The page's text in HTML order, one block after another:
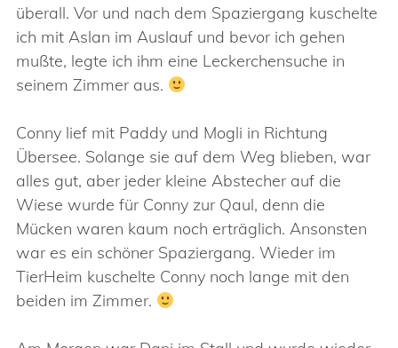
überall. Vor und nach dem Spaziergang kuschelte
ich mit Aslan im Auslauf und bevor ich gehen
mußte, legte ich ihm eine Leckerchensuche in
seinem Zimmer aus.
Conny lief mit Paddy und Mogli in Richtung
Übersee. Solange sie auf dem Weg blieben, war
alles gut, aber jeder kleine Abstecher auf die
Wiese wurde für Conny zur Qaul, denn die
Mücken waren kaum noch erträglich. Ansonsten
war es ein schöner Spaziergang. Wieder im
TierHeim kuschelte Conny noch lange mit den
beiden im Zimmer.